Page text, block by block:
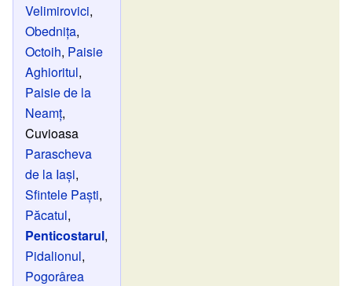
Velimirovici,
Obednița,
Octoih, Paisie
Aghioritul,
Paisie de la
Neamț,
Cuvioasa
Parascheva
de la Iași,
Sfintele Paști,
Păcatul,
Penticostarul,
Pidalionul,
Pogorârea